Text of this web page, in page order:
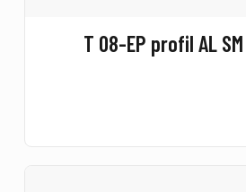
T 08-EP profil AL SM